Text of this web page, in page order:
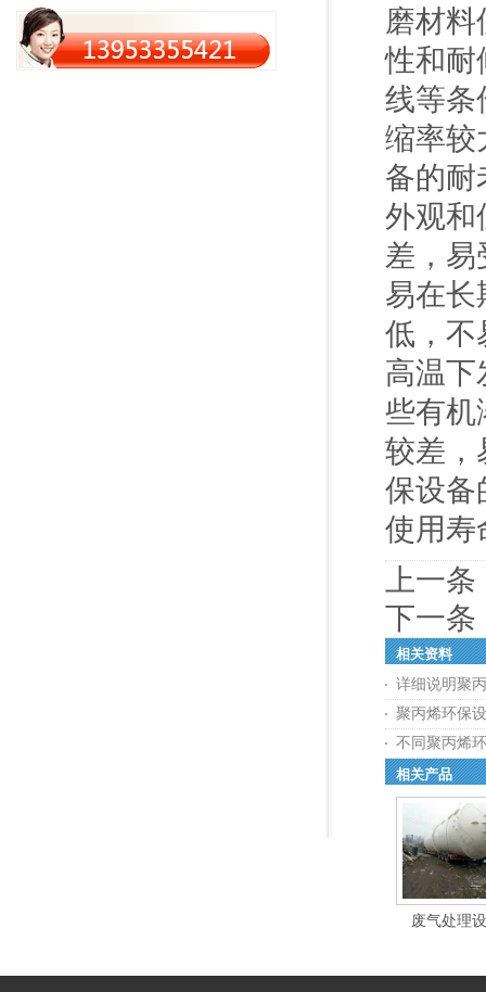
磨材
性和耐
线等条
缩率较
备的耐
外观和
差，
易在长
低，不
高温下
些有机
较差，
保设备
使用寿
上一
下一条
相关资料
详细说明聚
聚丙烯环保
不同聚丙烯
相关产品
废气处理